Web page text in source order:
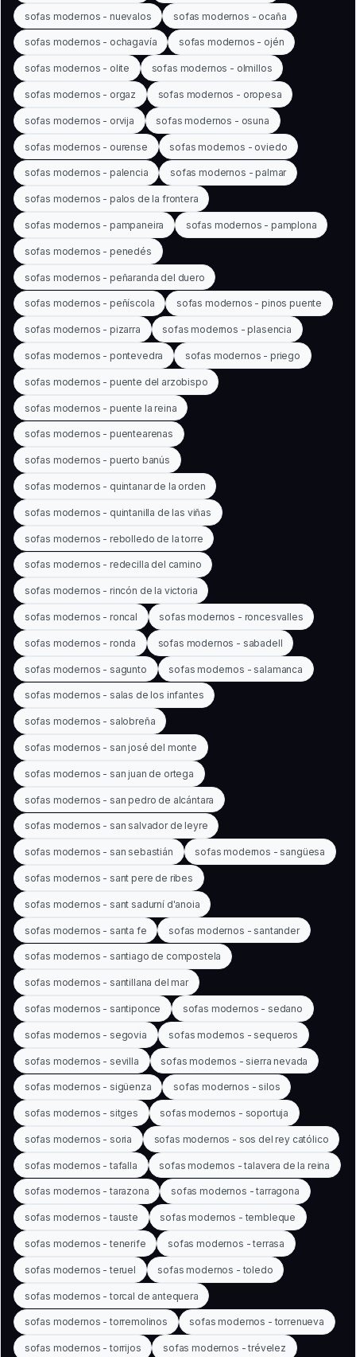
sofas modernos - nuevalos sofas modernos - ocaña
sofas modernos - ochagavía sofas modernos - ojén
sofas modernos - olite sofas modernos - olmillos
sofas modernos - orgaz sofas modernos - oropesa
sofas modernos - orvija sofas modernos - osuna
sofas modernos - ourense sofas modernos - oviedo
sofas modernos - palencia sofas modernos - palmar
sofas modernos - palos de la frontera
sofas modernos - pampaneira sofas modernos - pamplona
sofas modernos - penedés
sofas modernos - peñaranda del duero
sofas modernos - peñíscola sofas modernos - pinos puente
sofas modernos - pizarra sofas modernos - plasencia
sofas modernos - pontevedra sofas modernos - priego
sofas modernos - puente del arzobispo
sofas modernos - puente la reina
sofas modernos - puentearenas
sofas modernos - puerto banús
sofas modernos - quintanar de la orden
sofas modernos - quintanilla de las viñas
sofas modernos - rebolledo de la torre
sofas modernos - redecilla del camino
sofas modernos - rincón de la victoria
sofas modernos - roncal sofas modernos - roncesvalles
sofas modernos - ronda sofas modernos - sabadell
sofas modernos - sagunto sofas modernos - salamanca
sofas modernos - salas de los infantes
sofas modernos - salobreña
sofas modernos - san josé del monte
sofas modernos - san juan de ortega
sofas modernos - san pedro de alcántara
sofas modernos - san salvador de leyre
sofas modernos - san sebastián sofas modernos - sangüesa
sofas modernos - sant pere de ribes
sofas modernos - sant sadurní d'anoia
sofas modernos - santa fe sofas modernos - santander
sofas modernos - santiago de compostela
sofas modernos - santillana del mar
sofas modernos - santiponce sofas modernos - sedano
sofas modernos - segovia sofas modernos - sequeros
sofas modernos - sevilla sofas modernos - sierra nevada
sofas modernos - sigüenza sofas modernos - silos
sofas modernos - sitges sofas modernos - soportuja
sofas modernos - soria sofas modernos - sos del rey católico
sofas modernos - tafalla sofas modernos - talavera de la reina
sofas modernos - tarazona sofas modernos - tarragona
sofas modernos - tauste sofas modernos - tembleque
sofas modernos - tenerife sofas modernos - terrasa
sofas modernos - teruel sofas modernos - toledo
sofas modernos - torcal de antequera
sofas modernos - torremolinos sofas modernos - torrenueva
sofas modernos - torrijos sofas modernos - trévelez